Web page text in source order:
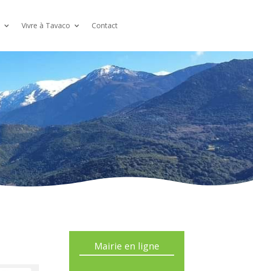
Vivre à Tavaco Contact
Mairie en ligne